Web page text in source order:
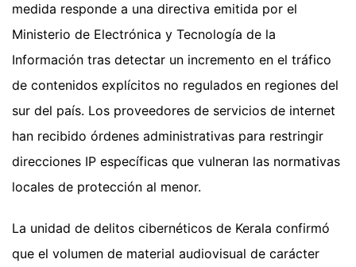
medida responde a una directiva emitida por el
Ministerio de Electrónica y Tecnología de la
Información tras detectar un incremento en el tráfico
de contenidos explícitos no regulados en regiones del
sur del país. Los proveedores de servicios de internet
han recibido órdenes administrativas para restringir
direcciones IP específicas que vulneran las normativas
locales de protección al menor.
La unidad de delitos cibernéticos de Kerala confirmó
que el volumen de material audiovisual de carácter